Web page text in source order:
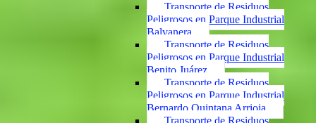
Transporte de Residuos
Peligrosos en Parque Industrial
Balvanera
Transporte de Residuos
Peligrosos en Parque Industrial
Benito Juárez
Transporte de Residuos
Peligrosos en Parque Industrial
Bernardo Quintana Arrioja
Transporte de Residuos